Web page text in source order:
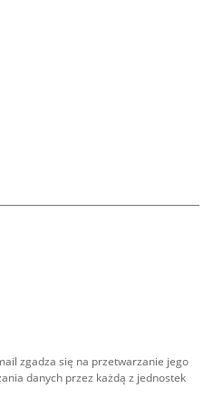
zgadza się na przetwarzanie jego
danych przez każdą z jednostek